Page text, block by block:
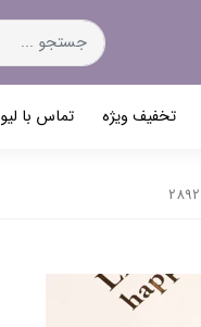
تخفیف ویژه تماس با لیو